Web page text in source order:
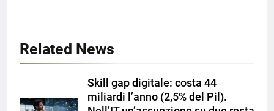
Related News
Skill gap digitale: costa 44
miliardi l’anno (2,5% del Pil).